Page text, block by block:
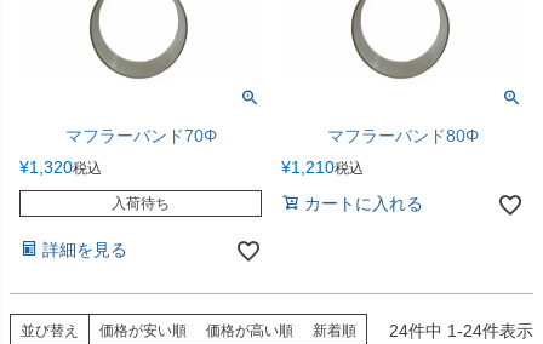
マフラーバンド70Φ
¥1,320税込
入荷待ち
詳細を見る
マフラーバンド80Φ
¥1,210税込
カートに入れる
並び替え 価格が安い順 価格が高い順 新着順 24件中 1-24件表示